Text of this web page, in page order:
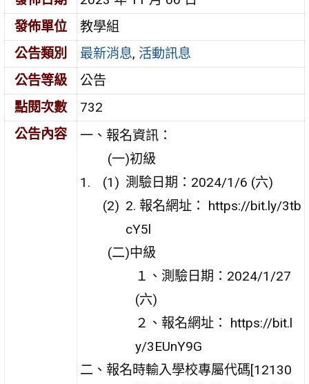
發佈單位
教學組
公告類別
最新消息, 活動訊息
公告等級
公告
點閱次數
732
公告內容
一、報名資訊：
(一)初級
測驗日期：2024/1/6 (六)
2. 報名網址： https://bit.ly/3tb
cY5l
(二)中級
１、測驗日期：2024/1/27
(六)
２、報名網址： https://bit.l
y/3EUnY9G
二、報名時輸入學校專屬代碼[12130